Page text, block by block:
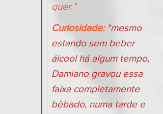
quer."
Curiosidade: "mesmo
estando sem beber
álcool há algum tempo,
Damiano gravou essa
faixa completamente
bêbado, numa tarde e